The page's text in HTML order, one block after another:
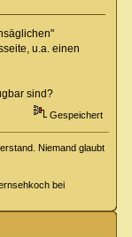
u.a. einen
sind?
Gespeichert
Niemand glaubt
bei